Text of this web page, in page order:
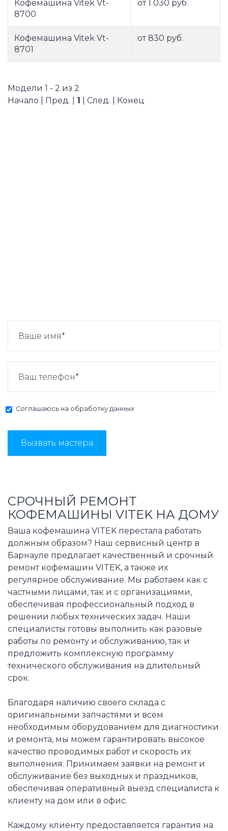
Кофемашина Vitek Vt-
8700
от 1 030 руб.
Кофемашина Vitek Vt-
8701
от 830 руб.
Модели 1 - 2 из 2
Начало | Пред. | 1 | След. | Конец
Соглашаюсь на обработку данных
Вызвать мастера
СРОЧНЫЙ РЕМОНТ
КОФЕМАШИНЫ VITEK НА ДОМУ
Ваша кофемашина VITEK перестала работать
должным образом? Наш сервисный центр в
Барнауле предлагает качественный и срочный
ремонт кофемашин VITEK, а также их
регулярное обслуживание. Мы работаем как с
частными лицами, так и с организациями,
обеспечивая профессиональный подход в
решении любых технических задач. Наши
специалисты готовы выполнить как разовые
работы по ремонту и обслуживанию, так и
предложить комплексную программу
технического обслуживания на длительный
срок.
Благодаря наличию своего склада с
оригинальными запчастями и всем
необходимым оборудованием для диагностики
и ремонта, мы можем гарантировать высокое
качество проводимых работ и скорость их
выполнения. Принимаем заявки на ремонт и
обслуживание без выходных и праздников,
обеспечивая оперативный выезд специалиста к
клиенту на дом или в офис.
Каждому клиенту предоставляется гарантия на